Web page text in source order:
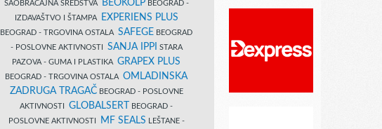
SAOBRAĆAJNA SREDSTVA
BEOKOLPBEOGRAD -
IZDAVAŠTVO I ŠTAMPA
EXPERIENS PLUS
BEOGRAD - TRGOVINA OSTALA SAFEGE BEOGRAD
- POSLOVNE AKTIVNOSTI SANJA IPPI
STARA
PAZOVA - GUMA I PLASTIKA GRAPEX PLUS
BEOGRAD - TRGOVINA OSTALA OMLADINSKA
ZADRUGA TRAGAČBEOGRAD - POSLOVNE
AKTIVNOSTI GLOBALSERT
BEOGRAD -
POSLOVNE AKTIVNOSTI
MF SEALS LEŠTANE -